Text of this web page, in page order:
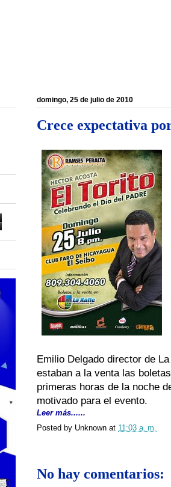
domingo, 25 de julio de 2010
Crece expectativa
Emilio Delgado director de
estaban a la venta las
primeras horas de la noche
motivado para el evento.
Leer más......
Posted by Unknown at 11:03 a. m.
No hay comentarios: